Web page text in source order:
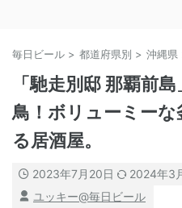
毎日ビール > 都道府県別 > 沖縄県
「馳走別邸 那覇前
鳥！ボリューミー
る居酒屋。
2023年7月20日
2024年3
ユッキー@毎日ビール